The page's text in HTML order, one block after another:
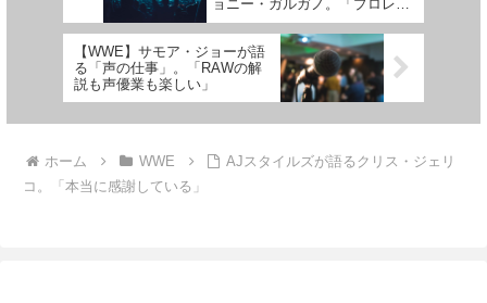
ョニー・ガルガノ。「プロレス
界で最も面白みのない男」
【WWE】サモア・ジョーが語
る「声の仕事」。「RAWの解
説も声優業も楽しい」
ホーム WWE
AJスタイルズが語るクリス・ジェリ
コ。「本当に感謝している」